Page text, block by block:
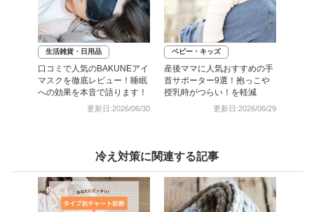
生活雑貨・日用品
口コミで人気のBAKUNEアイ
マスクを徹底レビュー！睡眠
への効果を本音で語ります！
更新日:2026/06/30
ベビー・キッズ
産後ママに人気おすすめの手
首サポーター9選！抱っこや
授乳時がつらい！を軽減
更新日:2026/06/29
冷え対策に関連する記事